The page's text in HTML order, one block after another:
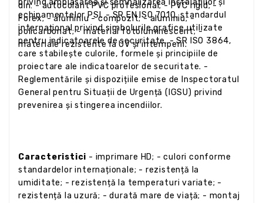
echipamentelor PSI. - SR EN ISO 7010, standardul
internațional privind simbolurile grafice utilizate
pentru indicatoarele de securitate. - SR ISO 3864,
care stabilește culorile, formele și principiile de
proiectare ale indicatoarelor de securitate. -
Reglementările și dispozițiile emise de Inspectoratul
General pentru Situații de Urgență (IGSU) privind
prevenirea și stingerea incendiilor.
din: - autocolant PVC profesional; - PVC rigid; -
Forex; - aluminiu - compozit; - aluminiu; -
policarbonat; - material fotoluminescent; -
materiale rezistente la UV și intemperii.
Caracteristici - imprimare HD; - culori conforme
standardelor internaționale; - rezistență la
umiditate; - rezistență la temperaturi variate; -
rezistență la uzură; - durată mare de viață; - montaj